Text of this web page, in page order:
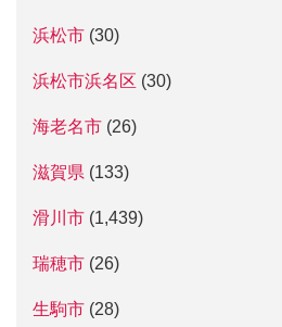
浜松市 (30)
浜松市浜名区 (30)
海老名市 (26)
滋賀県 (133)
滑川市 (1,439)
瑞穂市 (26)
生駒市 (28)